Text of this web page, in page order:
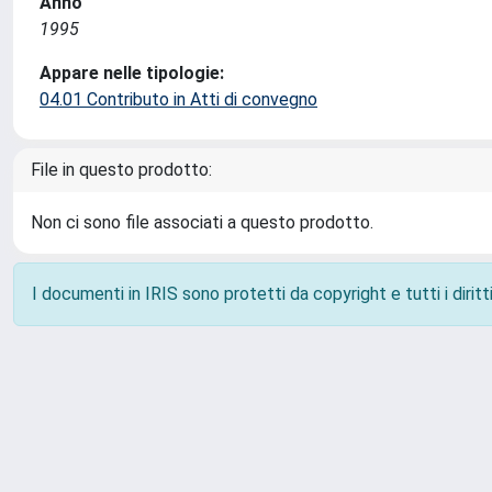
1995
Appare nelle tipologie:
04.01 Contributo in Atti di convegno
File in questo prodotto:
Non ci sono file associati a questo prodotto.
I documenti in IRIS sono protetti da copyright e tutti i